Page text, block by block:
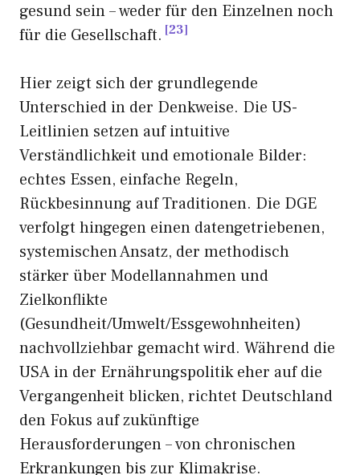
gesund sein – weder für den Einzelnen noch
für die Gesellschaft. 23
Hier zeigt sich der grundlegende
Unterschied in der Denkweise. Die US-
Leitlinien setzen auf intuitive
Verständlichkeit und emotionale Bilder:
echtes Essen, einfache Regeln,
Rückbesinnung auf Traditionen. Die DGE
verfolgt hingegen einen datengetriebenen,
systemischen Ansatz, der methodisch
stärker über Modellannahmen und
Zielkonflikte
(Gesundheit/Umwelt/Essgewohnheiten)
nachvollziehbar gemacht wird. Während die
USA in der Ernährungspolitik eher auf die
Vergangenheit blicken, richtet Deutschland
den Fokus auf zukünftige
Herausforderungen – von chronischen
Erkrankungen bis zur Klimakrise.